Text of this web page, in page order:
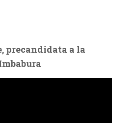
precandidata a la